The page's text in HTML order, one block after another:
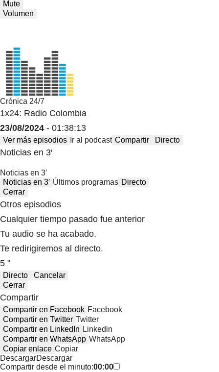
Mute
Volumen
Crónica 24/7
1x24: Radio Colombia
23/08/2024 - 01:38:13
Ver más episodios Ir al podcast Compartir Directo
Noticias en 3′
Noticias en 3′
Noticias en 3′ Últimos programas Directo
Cerrar
Otros episodios
Cualquier tiempo pasado fue anterior
Tu audio se ha acabado.
Te redirigiremos al directo.
5 "
Directo
Cancelar
Cerrar
Compartir
Compartir en Facebook Facebook
Compartir en Twitter Twitter
Compartir en LinkedIn Linkedin
Compartir en WhatsApp WhatsApp
Copiar enlace Copiar
DescargarDescargar
Compartir desde el minuto:00:00